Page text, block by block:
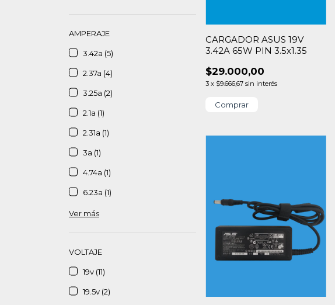
AMPERAJE
3.42a (5)
2.37a (4)
3.25a (2)
2.1a (1)
2.31a (1)
3a (1)
4.74a (1)
6.23a (1)
Ver más
VOLTAJE
19v (11)
19.5v (2)
CARGADOR ASUS 19V
3.42A 65W PIN 3.5x1.35
$29.000,00
3 x $9.666,67 sin interés